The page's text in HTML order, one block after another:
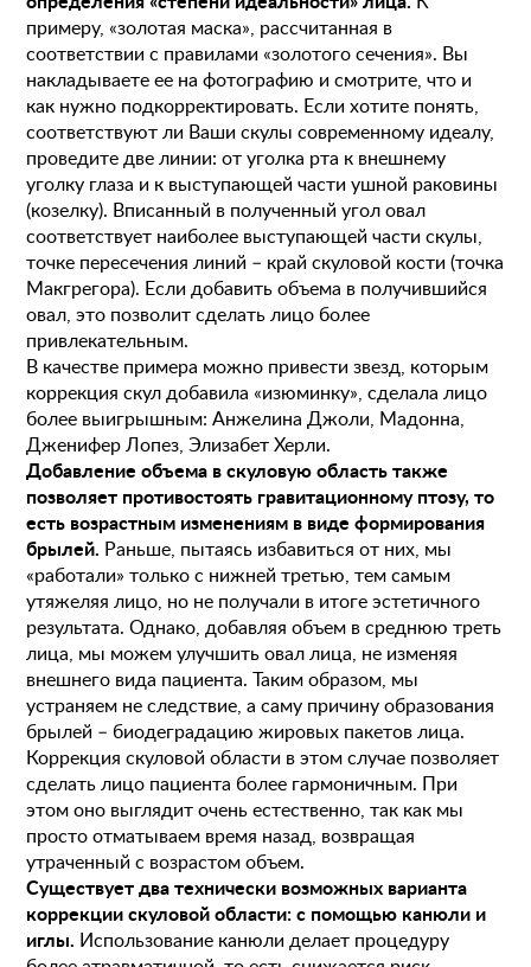
примеру, «золотая маска», рассчитанная в
соответствии с правилами «золотого сечения». Вы
накладываете ее на фотографию и смотрите, что и
как нужно подкорректировать. Если хотите понять,
соответствуют ли Ваши скулы современному идеалу,
проведите две линии: от уголка рта к внешнему
уголку глаза и к выступающей части ушной раковины
(козелку). Вписанный в полученный угол овал
соответствует наиболее выступающей части скулы,
точке пересечения линий – край скуловой кости (точка
Макгрегора). Если добавить объема в получившийся
овал, это позволит сделать лицо более
привлекательным.
В качестве примера можно привести звезд, которым
коррекция скул добавила «изюминку», сделала лицо
более выигрышным: Анжелина Джоли, Мадонна,
Дженифер Лопез, Элизабет Херли.
Добавление объема в скуловую область также
позволяет противостоять гравитационному птозу, то
есть возрастным изменениям в виде формирования
брылей. Раньше, пытаясь избавиться от них, мы
«работали» только с нижней третью, тем самым
утяжеляя лицо, но не получали в итоге эстетичного
результата. Однако, добавляя объем в среднюю треть
лица, мы можем улучшить овал лица, не изменяя
внешнего вида пациента. Таким образом, мы
устраняем не следствие, а саму причину образования
брылей – биодеградацию жировых пакетов лица.
Коррекция скуловой области в этом случае позволяет
сделать лицо пациента более гармоничным. При
этом оно выглядит очень естественно, так как мы
просто отматываем время назад, возвращая
утраченный с возрастом объем.
Существует два технически возможных варианта
коррекции скуловой области: с помощью канюли и
иглы. Использование канюли делает процедуру